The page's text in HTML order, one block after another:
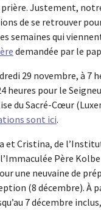
Justement,
de se retrouver
semaines qui
demandée par le
29 novembre, à 7
heures pour le
du Sacré-Cœur
sont ici.
et Cristina, de
Père
une neuvaine de
(8 décembre). À
7 décembre